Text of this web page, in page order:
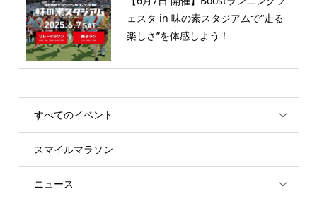
ェスタ in 味の素スタジアムで“走る
楽しさ”を体感しよう！
すべてのイベント
スマイルマラソン
ニュース